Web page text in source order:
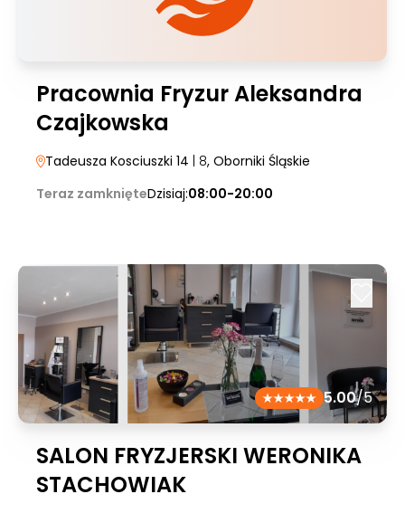
Pracownia Fryzur Aleksandra
Czajkowska
Tadeusza Kosciuszki 14 | 8, Oborniki Śląskie
Teraz zamknięteDzisiaj:08:00-20:00
5.00/5
SALON FRYZJERSKI WERONIKA
STACHOWIAK